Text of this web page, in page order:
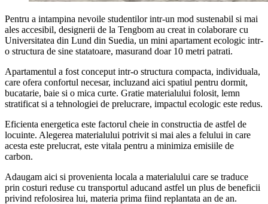
Pentru a intampina nevoile studentilor intr-un mod sustenabil si mai
ales accesibil, designerii de la Tengbom au creat in colaborare cu
Universitatea din Lund din Suedia, un mini apartament ecologic intr-
o structura de sine statatoare, masurand doar 10 metri patrati.
Apartamentul a fost conceput intr-o structura compacta, individuala,
care ofera confortul necesar, incluzand aici spatiul pentru dormit,
bucatarie, baie si o mica curte. Gratie materialului folosit, lemn
stratificat si a tehnologiei de prelucrare, impactul ecologic este redus.
Eficienta energetica este factorul cheie in constructia de astfel de
locuinte. Alegerea materialului potrivit si mai ales a felului in care
acesta este prelucrat, este vitala pentru a minimiza emisiile de
carbon.
Adaugam aici si provenienta locala a materialului care se traduce
prin costuri reduse cu transportul aducand astfel un plus de beneficii
privind refolosirea lui, materia prima fiind replantata an de an.